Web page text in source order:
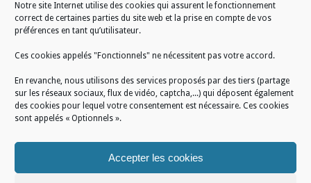
Notre site Internet utilise des cookies qui assurent le fonctionnement
correct de certaines parties du site web et la prise en compte de vos
préférences en tant qu’utilisateur.
Ces cookies appelés "Fonctionnels" ne nécessitent pas votre accord.
En revanche, nous utilisons des services proposés par des tiers (partage
sur les réseaux sociaux, flux de vidéo, captcha,...) qui déposent également
des cookies pour lequel votre consentement est nécessaire. Ces cookies
sont appelés « Optionnels ».
Accepter les cookies
RÉALISATION